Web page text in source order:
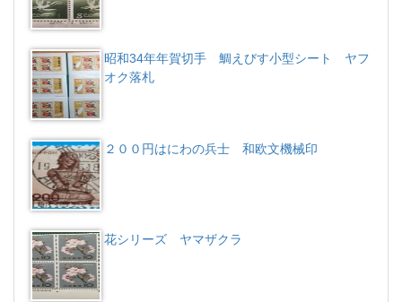
昭和34年年賀切手 鯛えびす小型シート ヤフ
オク落札
２００円はにわの兵士 和欧文機械印
花シリーズ ヤマザクラ